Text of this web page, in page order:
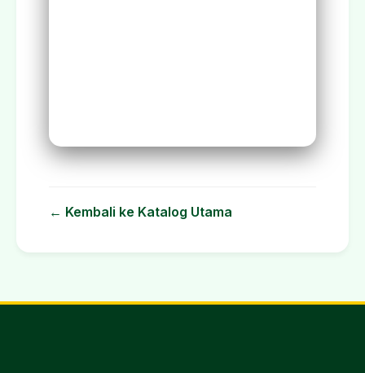
← Kembali ke Katalog Utama